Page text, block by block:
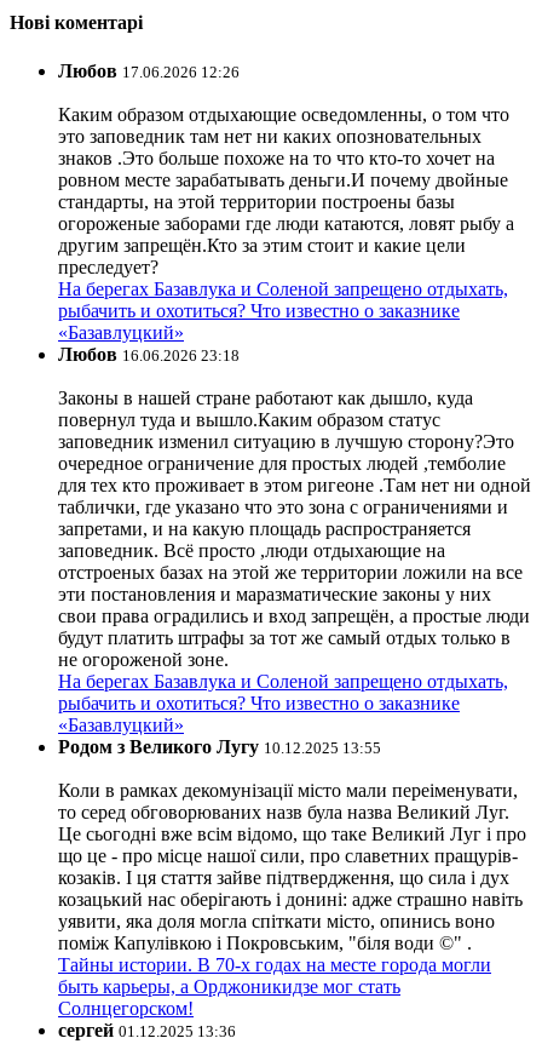
Нові коментарі
Любов 17.06.2026 12:26
Каким образом отдыхающие осведомленны, о том что
это заповедник там нет ни каких опозновательных
знаков .Это больше похоже на то что кто-то хочет на
ровном месте зарабатывать деньги.И почему двойные
стандарты, на этой территории построены базы
огороженые заборами где люди катаются, ловят рыбу а
другим запрещён.Кто за этим стоит и какие цели
преследует?
На берегах Базавлука и Соленой запрещено отдыхать,
рыбачить и охотиться? Что известно о заказнике
«Базавлуцкий»
Любов 16.06.2026 23:18
Законы в нашей стране работают как дышло, куда
повернул туда и вышло.Каким образом статус
заповедник изменил ситуацию в лучшую сторону?Это
очередное ограничение для простых людей ,темболие
для тех кто проживает в этом ригеоне .Там нет ни одной
таблички, где указано что это зона с ограничениями и
запретами, и на какую площадь распространяется
заповедник. Всё просто ,люди отдыхающие на
отстроеных базах на этой же территории ложили на все
эти постановления и маразматические законы у них
свои права оградились и вход запрещён, а простые люди
будут платить штрафы за тот же самый отдых только в
не огороженой зоне.
На берегах Базавлука и Соленой запрещено отдыхать,
рыбачить и охотиться? Что известно о заказнике
«Базавлуцкий»
Родом з Великого Лугу 10.12.2025 13:55
Коли в рамках декомунізації місто мали переіменувати,
то серед обговорюваних назв була назва Великий Луг.
Це сьогодні вже всім відомо, що таке Великий Луг і про
що це - про місце нашої сили, про славетних пращурів-
козаків. І ця стаття зайве підтвердження, що сила і дух
козацький нас оберігають і донині: адже страшно навіть
уявити, яка доля могла спіткати місто, опинись воно
поміж Капулівкою і Покровським, "біля води ©" .
Тайны истории. В 70-х годах на месте города могли
быть карьеры, а Орджоникидзе мог стать
Солнцегорском!
сергей 01.12.2025 13:36